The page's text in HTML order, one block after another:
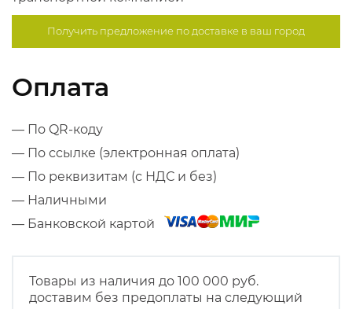
Получить предложение подоставке в ваш город
Оплата
— По QR-коду
— По ссылке (электронная оплата)
— По реквизитам (с НДС и без)
— Наличными
— Банковской картой
Товары из наличия до 100 000 руб.
доставим без предоплаты на следующий